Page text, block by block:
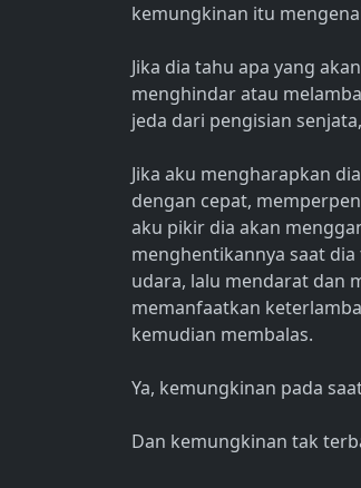
kemungkinan itu
Jika dia tahu apa yang
menghindar atau
jeda dari pengisian
Jika aku mengharapkan
dengan cepat,
aku pikir dia akan
menghentikannya saat
udara, lalu mendarat dan
memanfaatkan
kemudian membalas.
Ya, kemungkinan pada
Dan kemungkinan tak